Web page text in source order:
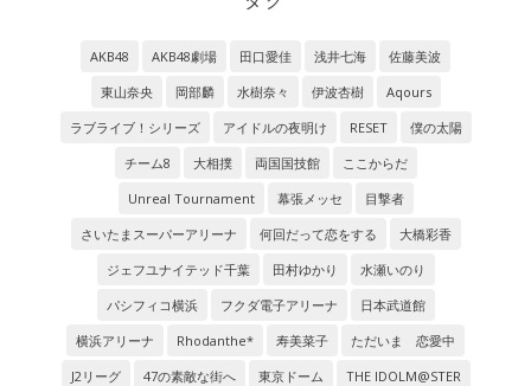
AKB48 AKB48劇場 田口愛佳 浅井七海
佐藤美波
東山奈央
岡部麟 水樹奈々 伊波杏樹
Aqours
ラブライブ！シリーズ
アイドルの夜明け RESET
僕の太陽
チーム8
大相撲 両国国技館
ここからだ
Unreal Tournament
幕張メッセ
目撃者
さいたまスーパーアリーナ
何回だって恋をする
大橋彩香
ジェフユナイテッド千葉
田村ゆかり
水瀬いのり
パシフィコ横浜
フクダ電子アリーナ
日本武道館
横浜アリーナ
Rhodanthe* 寿美菜子
ただいま 恋愛中
J2リーグ
47の素敵な街へ 東京ドーム THE IDOLM@STER